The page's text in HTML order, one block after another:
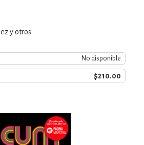
y otros
No disponible
$210.00